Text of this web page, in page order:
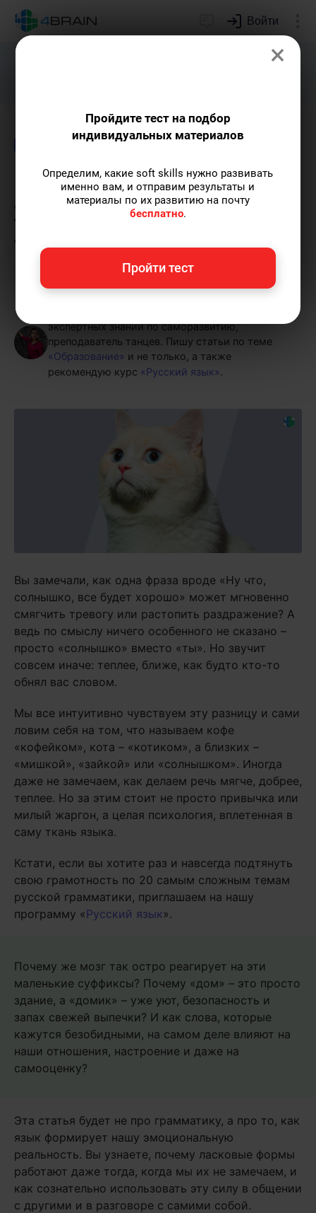
Войти
Подарим индивидуальный план
Образование Риторика и письмо
Почему мы любим
уменьшительно-
ласкательные формы:
психология суффиксов
экспертных знаний по саморазвитию,
преподаватель танцев. Пишу статьи по теме
«Образование» и не только, а также
рекомендую курс «Русский язык».
Вы замечали, как одна фраза вроде «Ну что,
солнышко, все будет хорошо» может мгновенно
смягчить тревогу или растопить раздражение? А
ведь по смыслу ничего особенного не сказано –
просто «солнышко» вместо «ты». Но звучит
совсем иначе: теплее, ближе, как будто кто-то
обнял вас словом.
Мы все интуитивно чувствуем эту разницу и сами
ловим себя на том, что называем кофе
«кофейком», кота – «котиком», а близких –
«мишкой», «зайкой» или «солнышком». Иногда
даже не замечаем, как делаем речь мягче, добрее,
теплее. Но за этим стоит не просто привычка или
милый жаргон, а целая психология, вплетенная в
саму ткань языка.
Кстати, если вы хотите раз и навсегда подтянуть
свою грамотность по 20 самым сложным темам
русской грамматики, приглашаем на нашу
программу «Русский язык».
Почему же мозг так остро реагирует на эти
маленькие суффиксы? Почему «дом» – это просто
здание, а «домик» – уже уют, безопасность и
запах свежей выпечки? И как слова, которые
кажутся безобидными, на самом деле влияют на
наши отношения, настроение и даже на
самооценку?
Эта статья будет не про грамматику, а про то, как
язык формирует нашу эмоциональную
реальность. Вы узнаете, почему ласковые формы
работают даже тогда, когда мы их не замечаем, и
как сознательно использовать эту силу в общении
с другими и в разговоре с самими собой.
×
Пройдите тест на подбор
индивидуальных материалов
Определим, какие soft skills нужно развивать
именно вам, и отправим результаты и
материалы по их развитию на почту
бесплатно.
Пройти тест